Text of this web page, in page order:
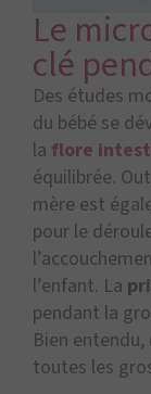
Le
clé
Des études
du bébé se
la flore
équilibrée.
mère est
pour le
l’enfant. La
pendant la
Bien
toutes les